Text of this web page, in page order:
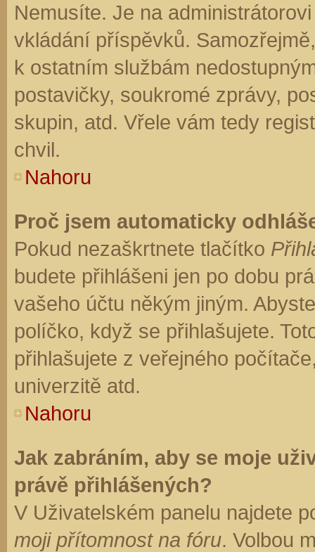
Nemusíte. Je na
vkládání příspěvků.
k ostatním službám
postavičky, soukromé zprávy,
skupin, atd. Vřele vám tedy
chvil.
Nahoru
Proč jsem automaticky
Pokud nezaškrtnete tlačítko
budete přihlášeni jen po dobu
vašeho účtu někým jiným.
políčko, když se přihlašujete.
přihlašujete z veřejného
univerzitě atd.
Nahoru
Jak zabráním, aby se moje
právě přihlášených?
V Uživatelském panelu najdete
moji přítomnost na fóru. Volbou